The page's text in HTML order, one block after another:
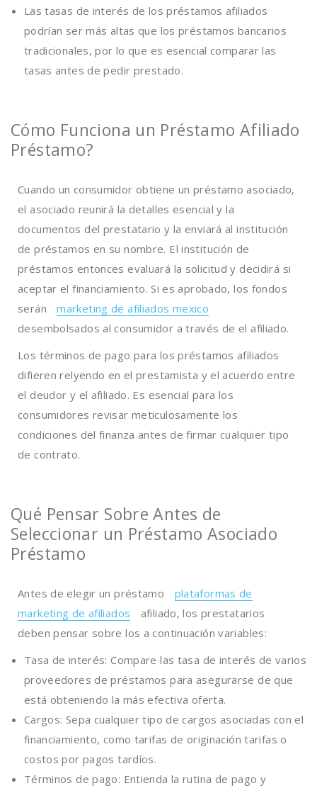
Las tasas de interés de los préstamos afiliados
podrían ser más altas que los préstamos bancarios
tradicionales, por lo que es esencial comparar las
tasas antes de pedir prestado.
Cómo Funciona un Préstamo Afiliado
Préstamo?
Cuando un consumidor obtiene un préstamo asociado,
el asociado reunirá la detalles esencial y la
documentos del prestatario y la enviará al institución
de préstamos en su nombre. El institución de
préstamos entonces evaluará la solicitud y decidirá si
aceptar el financiamiento. Si es aprobado, los fondos
serán
marketing de afiliados mexico
desembolsados al consumidor a través de el afiliado.
Los términos de pago para los préstamos afiliados
difieren relyendo en el prestamista y el acuerdo entre
el deudor y el afiliado. Es esencial para los
consumidores revisar meticulosamente los
condiciones del finanza antes de firmar cualquier tipo
de contrato.
Qué Pensar Sobre Antes de
Seleccionar un Préstamo Asociado
Préstamo
Antes de elegir un préstamo
plataformas de
marketing de afiliados
afiliado, los prestatarios
deben pensar sobre los a continuación variables:
Tasa de interés: Compare las tasa de interés de varios
proveedores de préstamos para asegurarse de que
está obteniendo la más efectiva oferta.
Cargos: Sepa cualquier tipo de cargos asociadas con el
financiamiento, como tarifas de originación tarifas o
costos por pagos tardíos.
Términos de pago: Entienda la rutina de pago y